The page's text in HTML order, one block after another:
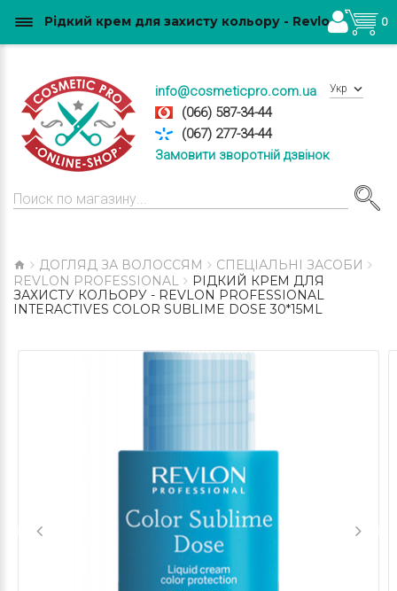
info@cosmeticpro.com.ua
(066) 587-34-44
(067) 277-34-44
Замовити зворотній дзвінок
Укр
0
ДОГЛЯД ЗА ВОЛОССЯМ
СПЕЦІАЛЬНІ ЗАСОБИ
REVLON PROFESSIONAL
РІДКИЙ КРЕМ ДЛЯ
ЗАХИСТУ КОЛЬОРУ - REVLON PROFESSIONAL
INTERACTIVES COLOR SUBLIME DOSE 30*15ML
Рідкий крем для захисту кольору - Revlon Professional Interactives Color Sublime Dose 30*15ml купити в Україні